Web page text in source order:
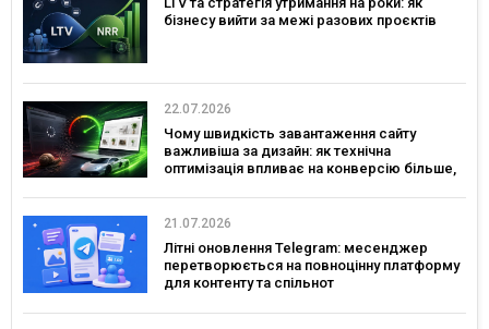
бізнесу вийти за межі разових проєктів
22.07.2026
Чому швидкість завантаження сайту
важливіша за дизайн: як технічна
оптимізація впливає на конверсію більше,
21.07.2026
Літні оновлення Telegram: месенджер
перетворюється на повноцінну платформу
для контенту та спільнот